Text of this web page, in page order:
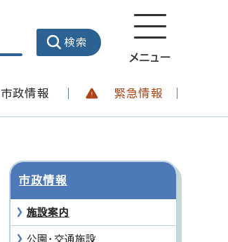
メニュー
市政情報 緊急情報
市政情報
施設案内
公園・交通施設